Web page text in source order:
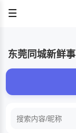
☰
东莞同城新鲜事